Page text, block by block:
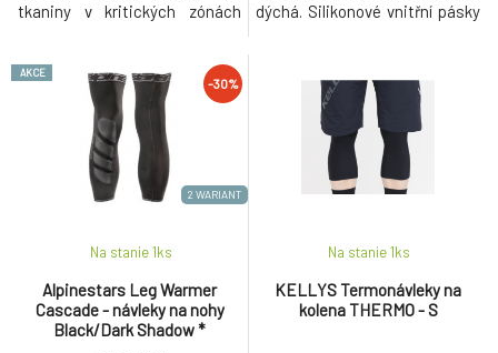
tkaniny v kritických zónách
vyšší pohodlí.
dýchá. Silikonové vnitřní pásky
design pro pravou a levou
končetinu. Ochranné panely
proti abrazi a strategicky
rozmístěné ochranné dílce z
viscoelastické pěny
2 WARIANT
AKCE
-30%
Alpinestars Leg Warmer
Cascade - návleky na nohy
Black/Dark Shadow *
Na stanie 1ks
KELLYS Termonávleky na
kolena THERMO - S
Na stanie 1ks